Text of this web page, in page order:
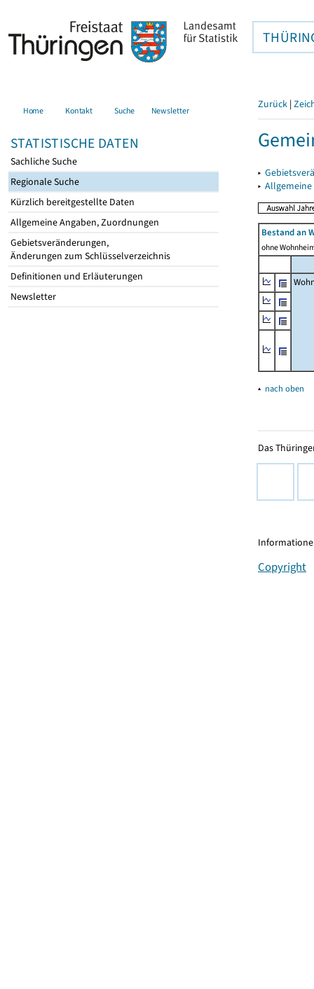
Home Kontakt Suche Newsletter
STATISTISCHE DATEN
Sachliche Suche
Regionale Suche
Kürzlich bereitgestellte Daten
Allgemeine Angaben, Zuordnungen
Gebietsveränderungen,
Änderungen zum Schlüsselverzeichnis
Definitionen und Erläuterungen
Newsletter
Zurück |
▸
▸
Bestand an
ohne
▴ nach oben
Das
Copyright